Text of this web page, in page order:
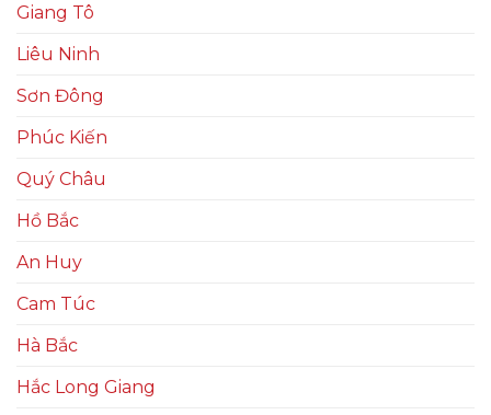
Giang Tô
Liêu Ninh
Sơn Đông
Phúc Kiến
Quý Châu
Hồ Bắc
An Huy
Cam Túc
Hà Bắc
Hắc Long Giang